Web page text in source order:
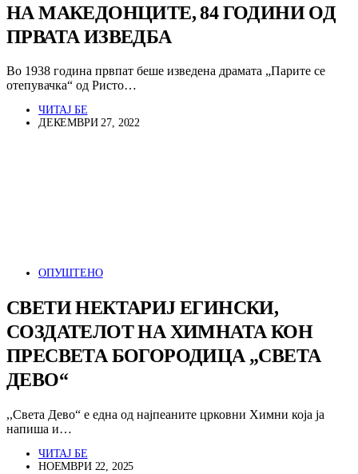
НА МАКЕДОНЦИТЕ, 84 ГОДИНИ ОД
ПРВАТА ИЗВЕДБА
Во 1938 година првпат беше изведена драмата „Парите се
отепувачка“ од Ристо…
ЧИТАЈ БЕ
ДЕКЕМВРИ 27, 2022
ОПУШТЕНО
СВЕТИ НЕКТАРИЈ ЕГИНСКИ,
СОЗДАТЕЛОТ НА ХИМНАТА КОН
ПРЕСВЕТА БОГОРОДИЦА „СВЕТА
ДЕВО“
,,Света Дево“ е една од најпеаните црковни Химни која ја
напиша и…
ЧИТАЈ БЕ
НОЕМВРИ 22, 2025